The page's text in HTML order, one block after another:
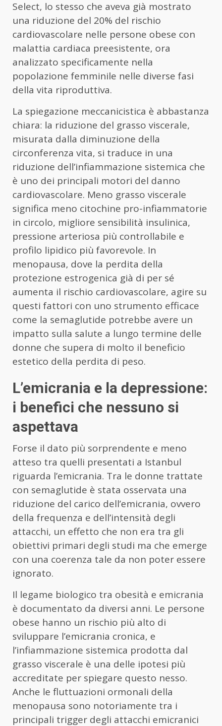
Select, lo stesso che aveva già mostrato
una riduzione del 20% del rischio
cardiovascolare nelle persone obese con
malattia cardiaca preesistente, ora
analizzato specificamente nella
popolazione femminile nelle diverse fasi
della vita riproduttiva.
La spiegazione meccanicistica è abbastanza
chiara: la riduzione del grasso viscerale,
misurata dalla diminuzione della
circonferenza vita, si traduce in una
riduzione dell’infiammazione sistemica che
è uno dei principali motori del danno
cardiovascolare. Meno grasso viscerale
significa meno citochine pro-infiammatorie
in circolo, migliore sensibilità insulinica,
pressione arteriosa più controllabile e
profilo lipidico più favorevole. In
menopausa, dove la perdita della
protezione estrogenica già di per sé
aumenta il rischio cardiovascolare, agire su
questi fattori con uno strumento efficace
come la semaglutide potrebbe avere un
impatto sulla salute a lungo termine delle
donne che supera di molto il beneficio
estetico della perdita di peso.
L’emicrania e la depressione:
i benefici che nessuno si
aspettava
Forse il dato più sorprendente e meno
atteso tra quelli presentati a Istanbul
riguarda l’emicrania. Tra le donne trattate
con semaglutide è stata osservata una
riduzione del carico dell’emicrania, ovvero
della frequenza e dell’intensità degli
attacchi, un effetto che non era tra gli
obiettivi primari degli studi ma che emerge
con una coerenza tale da non poter essere
ignorato.
Il legame biologico tra obesità e emicrania
è documentato da diversi anni. Le persone
obese hanno un rischio più alto di
sviluppare l’emicrania cronica, e
l’infiammazione sistemica prodotta dal
grasso viscerale è una delle ipotesi più
accreditate per spiegare questo nesso.
Anche le fluttuazioni ormonali della
menopausa sono notoriamente tra i
principali trigger degli attacchi emicranici